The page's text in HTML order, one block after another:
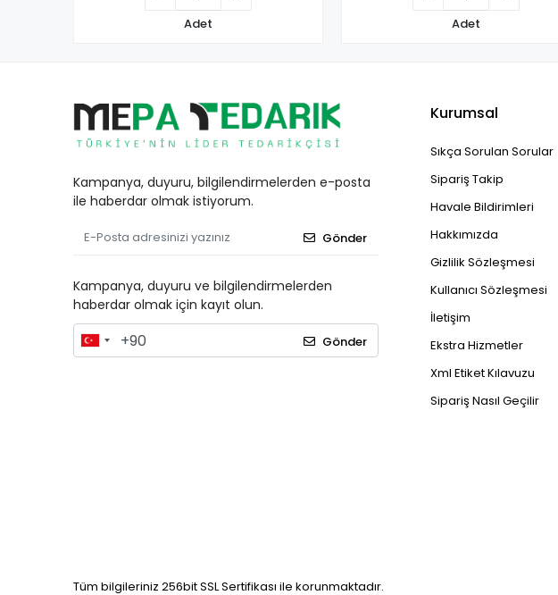
Adet Adet
Kampanya, duyuru, bilgilendirmelerden e-posta
ile haberdar olmak istiyorum.
Gönder
Kampanya, duyuru ve bilgilendirmelerden
haberdar olmak için kayıt olun.
Gönder
Kurumsal
Sıkça Sorulan Sorular
Sipariş Takip
Havale Bildirimleri
Hakkımızda
Gizlilik Sözleşmesi
Kullanıcı Sözleşmesi
İletişim
Ekstra Hizmetler
Xml Etiket Kılavuzu
Sipariş Nasıl Geçilir
Tüm bilgileriniz 256bit SSL Sertifikası ile korunmaktadır.